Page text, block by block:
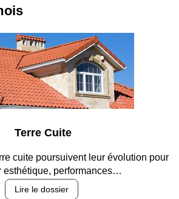
Terre Cuite
cuite poursuivent leur évolution pour
esthétique, performances…
Lire le dossier